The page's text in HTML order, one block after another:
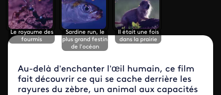
Le royaume des
fourmis
Sardine run, le
plus grand festin
de l'océan
Il était une fois
dans la prairie
Au-delà d’enchanter l’œil humain, ce film
fait découvrir ce qui se cache derrière les
rayures du zèbre, un animal aux capacités